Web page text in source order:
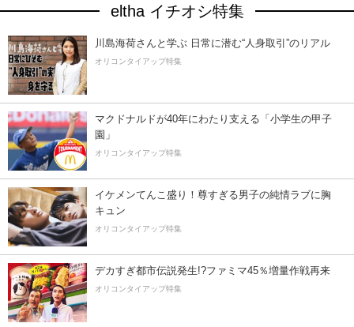
eltha イチオシ特集
川島海荷さんと学ぶ 日常に潜む“人身取引”のリアル
オリコンタイアップ特集
マクドナルドが40年にわたり支える「小学生の甲子
園」
オリコンタイアップ特集
イケメンてんこ盛り！尊すぎる男子の純情ラブに胸
キュン
オリコンタイアップ特集
デカすぎ都市伝説発生!?ファミマ45％増量作戦再来
オリコンタイアップ特集